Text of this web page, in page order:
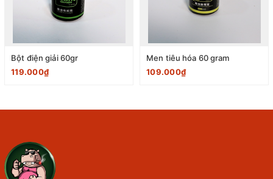
Bột điện giải 60gr
119.000₫
Men tiêu hóa 60 gram
109.000₫